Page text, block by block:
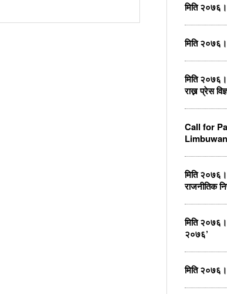
मिति
मिति
मिति
राख्न प्रेस
Call for
मिति
राजनीतिक
मिति
२०७६’
मिति